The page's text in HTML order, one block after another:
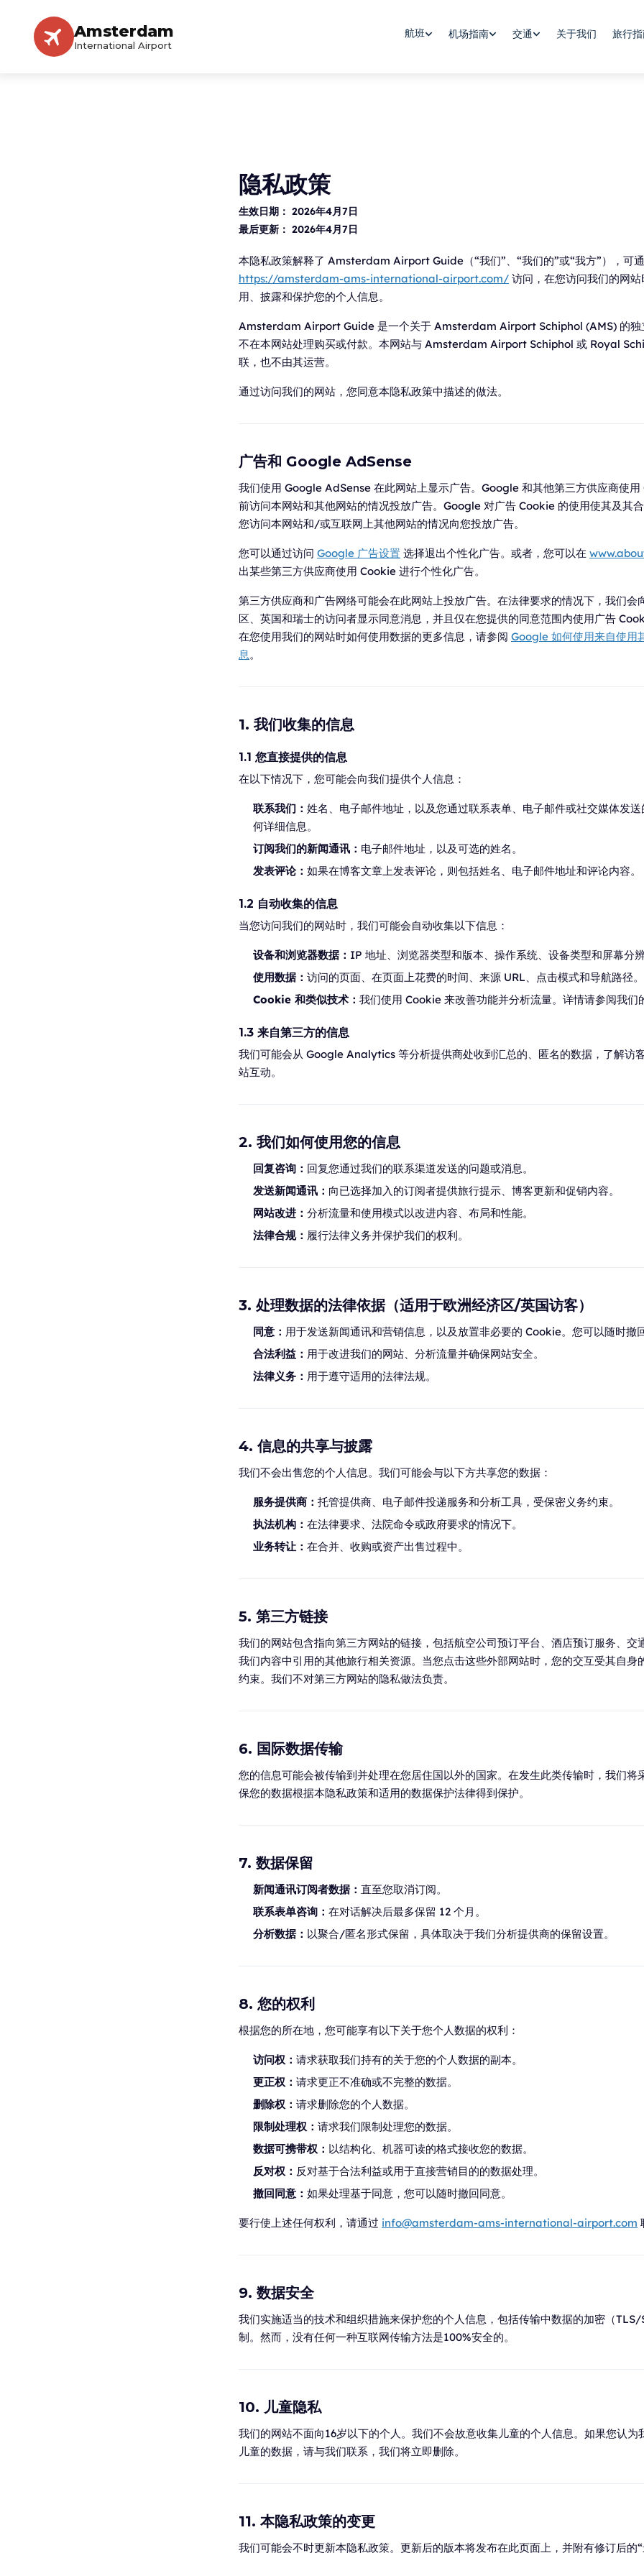
Amsterdam
International Airport
航班 机场指南 交通 关于我们 旅行
隐私政策
生效日期： 2026年4月7日
最后更新： 2026年4月7日
本隐私政策解释了 Amsterdam Airport Guide（“我们”、“我们的”或“我方”），可
https://amsterdam-ams-international-airport.com/ 访问，在您访问我们的网
用、披露和保护您的个人信息。
Amsterdam Airport Guide 是一个关于 Amsterdam Airport Schiphol (AMS) 的独
不在本网站处理购买或付款。本网站与 Amsterdam Airport Schiphol 或 Royal
联，也不由其运营。
通过访问我们的网站，您同意本隐私政策中描述的做法。
广告和 Google AdSense
我们使用 Google AdSense 在此网站上显示广告。Google 和其他第三方供应商使
前访问本网站和其他网站的情况投放广告。Google 对广告 Cookie 的使用使其及其
您访问本网站和/或互联网上其他网站的情况向您投放广告。
您可以通过访问 Google 广告设置 选择退出个性化广告。或者，您可以在
出某些第三方供应商使用 Cookie 进行个性化广告。
第三方供应商和广告网络可能会在此网站上投放广告。在法律要求的情况下，我们会
区、英国和瑞士的访问者显示同意消息，并且仅在您提供的同意范围内使用广告
在您使用我们的网站时如何使用数据的更多信息，请参阅 Google 如何使用来自使用
息。
1. 我们收集的信息
1.1 您直接提供的信息
在以下情况下，您可能会向我们提供个人信息：
联系我们： 姓名、电子邮件地址，以及您通过联系表单、电子邮件或社交媒体发
何详细信息。
订阅我们的新闻通讯： 电子邮件地址，以及可选的姓名。
发表评论： 如果在博客文章上发表评论，则包括姓名、电子邮件地址和评论内容。
1.2 自动收集的信息
当您访问我们的网站时，我们可能会自动收集以下信息：
设备和浏览器数据： IP 地址、浏览器类型和版本、操作系统、设备类型和屏幕分
使用数据： 访问的页面、在页面上花费的时间、来源 URL、点击模式和导航路径。
Cookie 和类似技术： 我们使用 Cookie 来改善功能并分析流量。详情请参阅我们
1.3 来自第三方的信息
我们可能会从 Google Analytics 等分析提供商处收到汇总的、匿名的数据，了解访
站互动。
2. 我们如何使用您的信息
回复咨询： 回复您通过我们的联系渠道发送的问题或消息。
发送新闻通讯： 向已选择加入的订阅者提供旅行提示、博客更新和促销内容。
网站改进： 分析流量和使用模式以改进内容、布局和性能。
法律合规： 履行法律义务并保护我们的权利。
3. 处理数据的法律依据（适用于欧洲经济区/英国访客）
同意： 用于发送新闻通讯和营销信息，以及放置非必要的 Cookie。您可以随时撤
合法利益： 用于改进我们的网站、分析流量并确保网站安全。
法律义务： 用于遵守适用的法律法规。
4. 信息的共享与披露
我们不会出售您的个人信息。我们可能会与以下方共享您的数据：
服务提供商： 托管提供商、电子邮件投递服务和分析工具，受保密义务约束。
执法机构： 在法律要求、法院命令或政府要求的情况下。
业务转让： 在合并、收购或资产出售过程中。
5. 第三方链接
我们的网站包含指向第三方网站的链接，包括航空公司预订平台、酒店预订服务、交
我们内容中引用的其他旅行相关资源。当您点击这些外部网站时，您的交互受其自身
约束。我们不对第三方网站的隐私做法负责。
6. 国际数据传输
您的信息可能会被传输到并处理在您居住国以外的国家。在发生此类传输时，我们将
保您的数据根据本隐私政策和适用的数据保护法律得到保护。
7. 数据保留
新闻通讯订阅者数据： 直至您取消订阅。
联系表单咨询： 在对话解决后最多保留 12 个月。
分析数据： 以聚合/匿名形式保留，具体取决于我们分析提供商的保留设置。
8. 您的权利
根据您的所在地，您可能享有以下关于您个人数据的权利：
访问权： 请求获取我们持有的关于您的个人数据的副本。
更正权： 请求更正不准确或不完整的数据。
删除权： 请求删除您的个人数据。
限制处理权： 请求我们限制处理您的数据。
数据可携带权： 以结构化、机器可读的格式接收您的数据。
反对权： 反对基于合法利益或用于直接营销目的的数据处理。
撤回同意： 如果处理基于同意，您可以随时撤回同意。
要行使上述任何权利，请通过 info@amsterdam-ams-international-airport.com
9. 数据安全
我们实施适当的技术和组织措施来保护您的个人信息，包括传输中数据的加密（TLS/
制。然而，没有任何一种互联网传输方法是100%安全的。
10. 儿童隐私
我们的网站不面向16岁以下的个人。我们不会故意收集儿童的个人信息。如果您认为
儿童的数据，请与我们联系，我们将立即删除。
11. 本隐私政策的变更
我们可能会不时更新本隐私政策。更新后的版本将发布在此页面上，并附有修订后的